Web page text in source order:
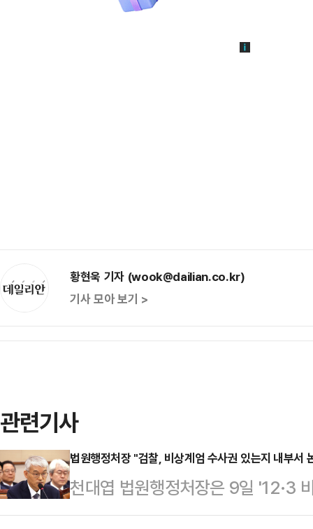
황현욱 기자 (wook@dailian.co.kr)
기사 모아 보기 >
관련기사
법원행정처장 "검찰, 비상계엄 수사권 있는지 내부서
천대엽 법원행정처장은 9일 '12·3
수사권을 가지고 있는지에 대해서